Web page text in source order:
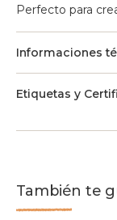
Perfecto para
Informaciones
Etiquetas y
También te